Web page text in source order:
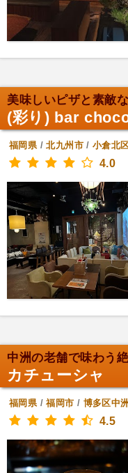
美味しいピザと素敵な
(彩り) bar
福岡県/北九州市/小倉北
4.0
中洲の老舗で味わう
カチューシャ
福岡県/福岡市 / 博多区中洲
4.5